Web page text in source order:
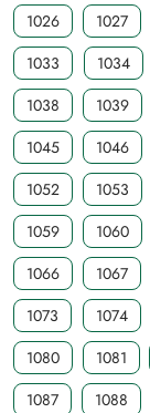
1026
1027
1033
1034
1038
1039
1045
1046
1052
1053
1059
1060
1066
1067
1073
1074
1080
1081
1087
1088